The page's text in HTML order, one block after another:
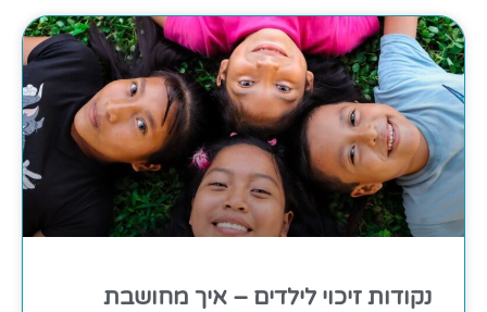
נקודות זיכוי לילדים – איך מחושבת